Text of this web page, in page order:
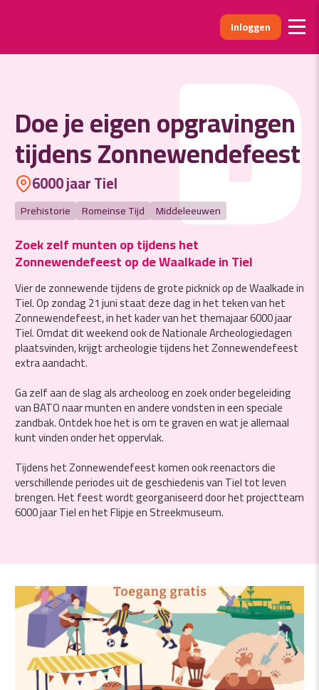
Inloggen
D
Doe je eigen opgravingen
tijdens Zonnewendefeest
6000 jaar Tiel
Prehistorie Romeinse Tijd Middeleeuwen
Zoek zelf munten op tijdens het
Zonnewendefeest op de Waalkade in Tiel
Vier de zonnewende tijdens de grote picknick op de Waalkade in
Tiel. Op zondag 21 juni staat deze dag in het teken van het
Zonnewendefeest, in het kader van het themajaar 6000 jaar
Tiel. Omdat dit weekend ook de Nationale Archeologiedagen
plaatsvinden, krijgt archeologie tijdens het Zonnewendefeest
extra aandacht.
Ga zelf aan de slag als archeoloog en zoek onder begeleiding
van BATO naar munten en andere vondsten in een speciale
zandbak. Ontdek hoe het is om te graven en wat je allemaal
kunt vinden onder het oppervlak.
Tijdens het Zonnewendefeest komen ook reenactors die
verschillende periodes uit de geschiedenis van Tiel tot leven
brengen. Het feest wordt georganiseerd door het projectteam
6000 jaar Tiel en het Flipje en Streekmuseum.